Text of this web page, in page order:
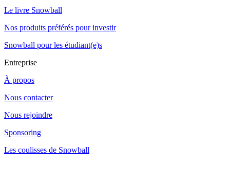
Le livre Snowball
Nos produits préférés pour investir
Snowball pour les étudiant(e)s
Entreprise
À propos
Nous contacter
Nous rejoindre
Sponsoring
Les coulisses de Snowball